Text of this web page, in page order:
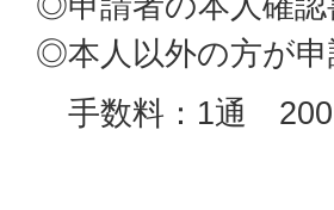
◎本人以外の方が申
手数料：1通 200